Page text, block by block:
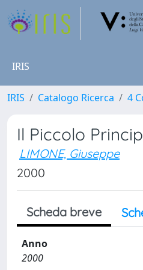
IRIS
IRIS Catalogo Ricerca 4
Il Piccolo
LIMONE, Giuseppe
2000
Scheda breve
Anno
2000